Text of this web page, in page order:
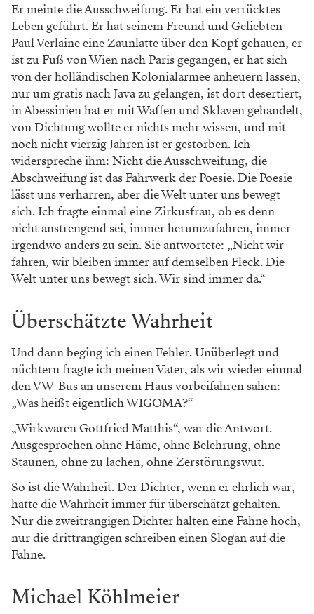
Er meinte die Ausschweifung. Er hat ein verrücktes
Leben geführt. Er hat seinem Freund und Geliebten
Paul Verlaine eine Zaunlatte über den Kopf gehauen, er
ist zu Fuß von Wien nach Paris gegangen, er hat sich
von der holländischen Kolonialarmee anheuern lassen,
nur um gratis nach Java zu gelangen, ist dort desertiert,
in Abessinien hat er mit Waffen und Sklaven gehandelt,
von Dichtung wollte er nichts mehr wissen, und mit
noch nicht vierzig Jahren ist er gestorben. Ich
widerspreche ihm: Nicht die Ausschweifung, die
Abschweifung ist das Fahrwerk der Poesie. Die Poesie
lässt uns verharren, aber die Welt unter uns bewegt
sich. Ich fragte einmal eine Zirkusfrau, ob es denn
nicht anstrengend sei, immer herumzufahren, immer
irgendwo anders zu sein. Sie antwortete: „Nicht wir
fahren, wir bleiben immer auf demselben Fleck. Die
Welt unter uns bewegt sich. Wir sind immer da.“
Überschätzte Wahrheit
Und dann beging ich einen ­Fehler. Unüberlegt und
nüchtern fragte ich meinen Vater, als wir wieder einmal
den VW-Bus an unserem Haus vorbeifahren sahen:
„Was heißt eigentlich WIGOMA?“
„Wirkwaren Gottfried Matthis“, war die Antwort.
Ausgesprochen ohne Häme, ohne Belehrung, ohne
Staunen, ohne zu lachen, ohne Zerstörungswut.
So ist die Wahrheit. Der Dichter, wenn er ehrlich war,
hatte die Wahrheit immer für überschätzt gehalten.
Nur die zweitrangigen Dichter halten eine Fahne hoch,
nur die drittrangigen schreiben einen Slogan auf die
Fahne.
Michael Köhlmeier